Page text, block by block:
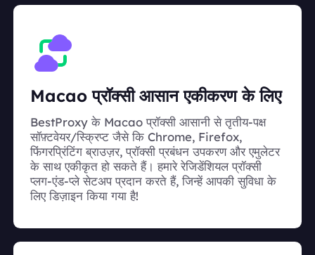
Macao प्रॉक्सी आसान एकीकरण के लिए
BestProxy के Macao प्रॉक्सी आसानी से तृतीय-पक्ष
सॉफ़्टवेयर/स्क्रिप्ट जैसे कि Chrome, Firefox,
फिंगरप्रिंटिंग ब्राउज़र, प्रॉक्सी प्रबंधन उपकरण और एमुलेटर
के साथ एकीकृत हो सकते हैं। हमारे रेजिडेंशियल प्रॉक्सी
प्लग-एंड-प्ले सेटअप प्रदान करते हैं, जिन्हें आपकी सुविधा के
लिए डिज़ाइन किया गया है!